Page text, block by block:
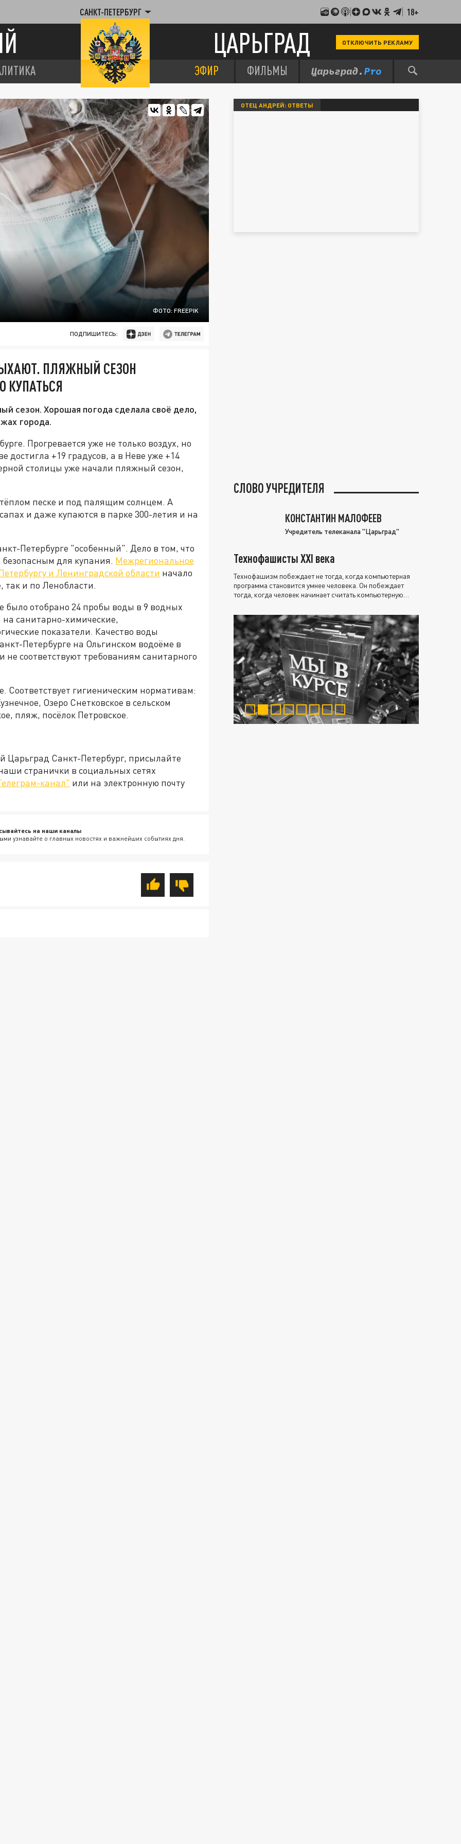
САНКТ-ПЕТЕРБУРГ 18+
ЦАРЬГРАД ОТКЛЮЧИТЬ РЕКЛАМУ
ЭФИР ФИЛЬМЫ
ФОТО: FREEPIK
ПОДПИШИТЕСЬ:
ПЛЯЖНЫЙ СЕЗОН
КУПАТЬСЯ
сезон. Хорошая погода сделала своё дело,
города.
Прогревается уже не только воздух, но
достигла +19 градусов, а в Неве уже +14
столицы уже начали пляжный сезон,
песке и под палящим солнцем. А
и даже купаются в парке 300-летия и на
Петербурге "особенный". Дело в том, что
для купания. Межрегиональное
и Ленинградской области начало
так и по Ленобласти.
отобрано 24 пробы воды в 9 водных
санитарно-химические,
показатели. Качество воды
Петербурге на Ольгинском водоёме в
соответствуют требованиям санитарного
Соответствует гигиеническим нормативам:
Озеро Снетковское в сельском
пляж, посёлок Петровское.
Царьград Санкт-Петербург, присылайте
странички в социальных сетях
канал" или на электронную почту
на наши каналы
узнавайте о главных новостях и важнейших событиях дня.
ОТЕЦ АНДРЕЙ: ОТВЕТЫ
СЛОВО УЧРЕДИТЕЛЯ
КОНСТАНТИН МАЛОФЕЕВ
Учредитель телеканала "Царьград"
Технофашисты XXI века
Технофашизм побеждает не тогда, когда компьютерная
программа становится умнее человека. Он побеждает
тогда, когда человек начинает считать компьютерную